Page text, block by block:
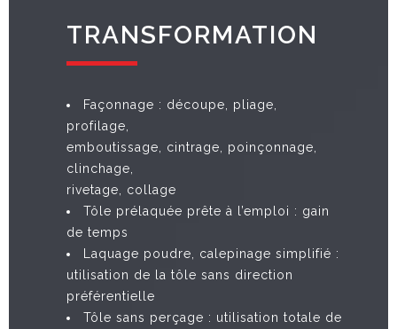
TRANSFORMATION
Façonnage : découpe, pliage,
profilage,
emboutissage, cintrage, poinçonnage,
clinchage,
rivetage, collage
Tôle prélaquée prête à l’emploi : gain
de temps
Laquage poudre, calepinage simplifié :
utilisation de la tôle sans direction
préférentielle
Tôle sans perçage : utilisation totale de